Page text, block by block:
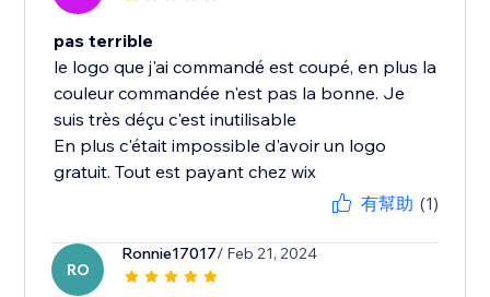
pas terrible
le logo que j'ai commandé est coupé, en plus la
couleur commandée n'est pas la bonne. Je
suis très déçu c'est inutilisable
En plus c'était impossible d'avoir un logo
gratuit. Tout est payant chez wix
有幫助 (1)
RO
Ronnie17017/ Feb 21, 2024